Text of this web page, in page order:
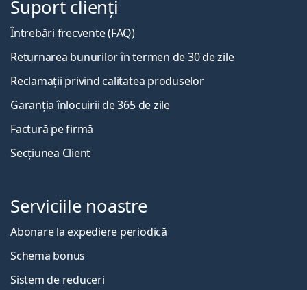
Suport clienți
Întrebări frecvente (FAQ)
Returnarea bunurilor în termen de 30 de zile
Reclamații privind calitatea produselor
Garanția înlocuirii de 365 de zile
Factură pe firmă
Secțiunea Client
Serviciile noastre
Abonare la expediere periodică
Schema bonus
Sistem de reduceri